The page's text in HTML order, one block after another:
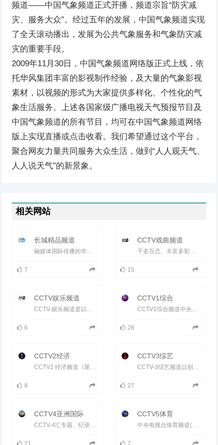
频道——中国气象频道正式开播，频道宗旨“防灾减
灾、服务大众”。经过五年的发展，中国气象频道实现
了全天滚动播出，发展为公共气象服务和气象防灾减
灾的重要手段。
2009年11月30日，中国气象频道网络版正式上线，依
托华风集团丰富的影视制作经验，及大量的气象影视
素材，以视频的形式为大家提供多样化、个性化的气
象生活服务。上述各国家级广播电视天气预报节目及
中国气象频道的所有节目，均可在中国气象频道网络
版上实现直播或点击收看。我们希望通过这个平台，
聚合网友力量共同服务大众生活，做到“人人观天气、
人人说天气”的新景象。
相关网站
长城精品频道
7
CCTV戏曲频道
15
CCTV娱乐频道
6
CCTV1综合
CCTV1综合频道中央电视台第一套节目综合频道，1958年开播。打造以新闻为主的精品综合频道，传递力量、温暖和希...
28
CCTV2经济
8
CCTV3综艺
27
CCTV4亚洲国际
21
CCTV5体育
中央电视台体育频道(CCTV5)是国内创办最早、规模最大、拥有世界众多顶级赛事国内独家报道权的专业体育频道，...
7